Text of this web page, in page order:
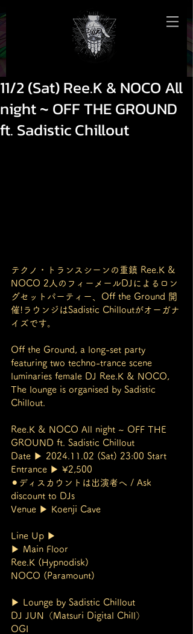
11/2 (Sat) Ree.K & NOCO All
night ~ OFF THE GROUND
ft. Sadistic Chillout
テクノ・トランスシーンの重鎮 Ree.K &
NOCO 2人のフィーメールDJによるロン
グセットパーティー、Off the Ground 開
催!ラウンジはSadistic Chilloutがオーガナ
イズです。
Off the Ground, a long-set party
featuring two techno-trance scene
luminaries female DJ Ree.K & NOCO,
The lounge is organised by Sadistic
Chillout.
Ree.K & NOCO All night ~ OFF THE
GROUND ft. Sadistic Chillout
Date ▶︎ 2024.11.02 (Sat) 23:00 Start
Entrance ▶︎ ¥2,500
⚫︎ディスカウントは出演者へ / Ask
discount to DJs
Venue ▶︎ Koenji Cave
Line Up ▶︎
▶︎ Main Floor
Ree.K (Hypnodisk)
NOCO (Paramount)
▶︎ Lounge by Sadistic Chillout
DJ JUN（Matsuri Digital Chill）
OGI